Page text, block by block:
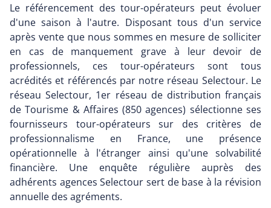
Le référencement des tour-opérateurs peut évoluer
d'une saison à l'autre. Disposant tous d'un service
après vente que nous sommes en mesure de solliciter
en cas de manquement grave à leur devoir de
professionnels, ces tour-opérateurs sont tous
acrédités et référencés par notre réseau Selectour. Le
réseau Selectour, 1er réseau de distribution français
de Tourisme & Affaires (850 agences) sélectionne ses
fournisseurs tour-opérateurs sur des critères de
professionnalisme en France, une présence
opérationnelle à l'étranger ainsi qu'une solvabilité
financière. Une enquête régulière auprès des
adhérents agences Selectour sert de base à la révision
annuelle des agréments.